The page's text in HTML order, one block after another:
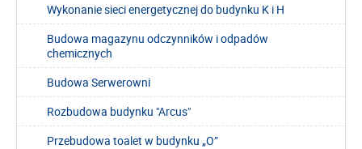
Wykonanie sieci energetycznej do budynku K i H
Budowa magazynu odczynników i odpadów
chemicznych
Budowa Serwerowni
Rozbudowa budynku "Arcus"
Przebudowa toalet w budynku „O”